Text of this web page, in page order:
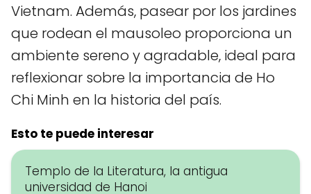
Vietnam. Además, pasear por los jardines
que rodean el mausoleo proporciona un
ambiente sereno y agradable, ideal para
reflexionar sobre la importancia de Ho
Chi Minh en la historia del país.
Esto te puede interesar
Templo de la Literatura, la antigua
universidad de Hanoi